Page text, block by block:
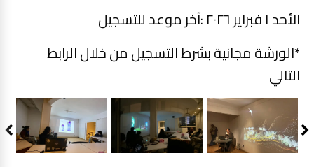
الأحد ١ فبراير ٢٠٢٦ :‎آخر موعد للتسجيل
‎*الورشة مجانية بشرط التسجيل من خلال الرابط
التالي